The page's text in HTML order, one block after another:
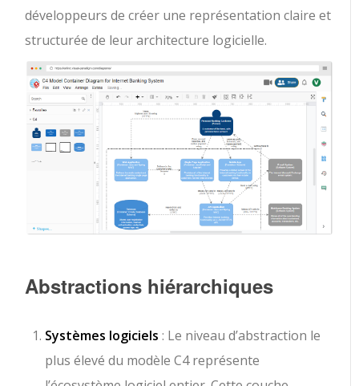
développeurs de créer une représentation claire et
structurée de leur architecture logicielle.
Abstractions hiérarchiques
Systèmes logiciels : Le niveau d’abstraction le
plus élevé du modèle C4 représente